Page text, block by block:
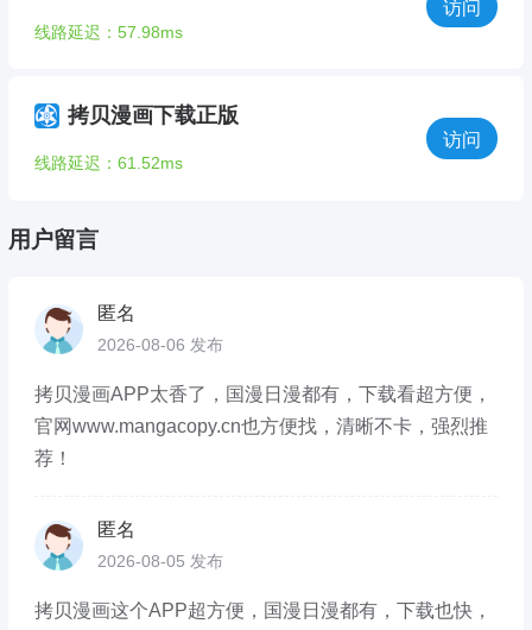
线路延迟：57.98ms
访问
拷贝漫画下载正版
线路延迟：61.52ms
访问
用户留言
匿名
2026-08-06 发布
拷贝漫画APP太香了，国漫日漫都有，下载看超方便，
官网www.mangacopy.cn也方便找，清晰不卡，强烈推
荐！
匿名
2026-08-05 发布
拷贝漫画这个APP超方便，国漫日漫都有，下载也快，